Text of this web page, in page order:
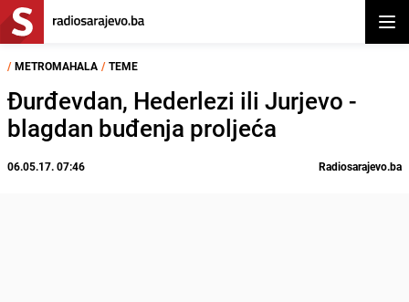
/ METROMAHALA / TEME
Đurđevdan, Hederlezi ili Jurjevo -
blagdan buđenja proljeća
06.05.17. 07:46 Radiosarajevo.ba